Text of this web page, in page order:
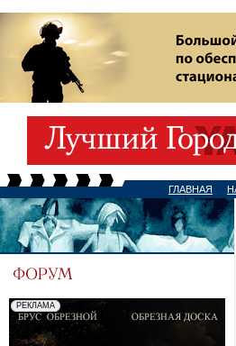
ГЛАВНАЯ